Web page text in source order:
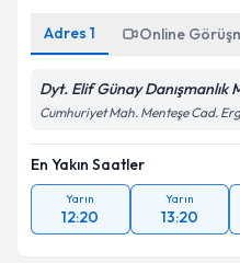
Adres 1 Online
Dyt. Elif Günay Danışmanlık
Cumhuriyet Mah. Menteşe Cad.
En Yakın Saatler
Yarın
12:20
Yarın
13:20